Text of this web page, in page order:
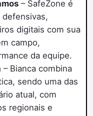
– SafeZone é
digitais com sua
campo,
da equipe.
– Bianca combina
sendo uma das
atual, com
regionais e